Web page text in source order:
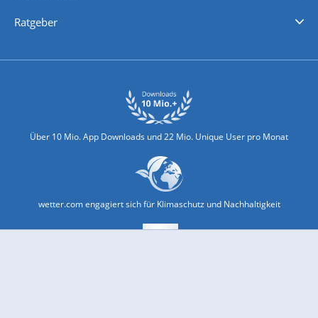
Ratgeber
Über 10 Mio. App Downloads und 22 Mio. Unique User pro Monat
wetter.com engagiert sich für Klimaschutz und Nachhaltigkeit